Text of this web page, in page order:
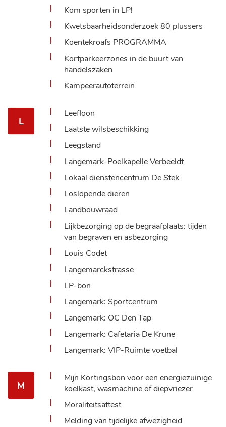
Kom sporten in LP!
Kwetsbaarheidsonderzoek 80 plussers
Koentekroafs PROGRAMMA
Kortparkeerzones in de buurt van
handelszaken
Kampeerautoterrein
L
Leefloon
Laatste wilsbeschikking
Leegstand
Langemark-Poelkapelle Verbeeldt
Lokaal dienstencentrum De Stek
Loslopende dieren
Landbouwraad
Lijkbezorging op de begraafplaats: tijden
van begraven en asbezorging
Louis Codet
Langemarckstrasse
LP-bon
Langemark: Sportcentrum
Langemark: OC Den Tap
Langemark: Cafetaria De Krune
Langemark: VIP-Ruimte voetbal
M
Mijn Kortingsbon voor een energiezuinige
koelkast, wasmachine of diepvriezer
Moraliteitsattest
Melding van tijdelijke afwezigheid